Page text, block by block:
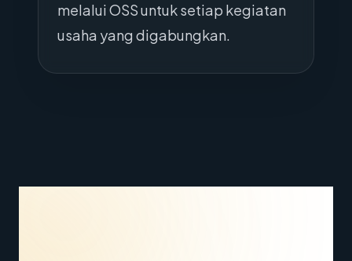
melalui OSS untuk setiap kegiatan
usaha yang digabungkan.